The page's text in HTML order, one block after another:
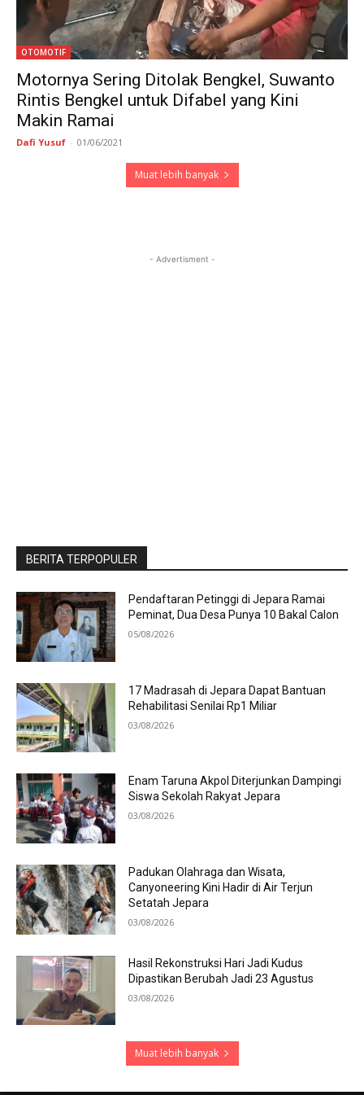
OTOMOTIF
Motornya Sering Ditolak Bengkel, Suwanto
Rintis Bengkel untuk Difabel yang Kini
Makin Ramai
Dafi Yusuf - 01/06/2021
Muat lebih banyak
- Advertisment -
BERITA TERPOPULER
Pendaftaran Petinggi di Jepara Ramai
Peminat, Dua Desa Punya 10 Bakal Calon
05/08/2026
17 Madrasah di Jepara Dapat Bantuan
Rehabilitasi Senilai Rp1 Miliar
03/08/2026
Enam Taruna Akpol Diterjunkan Dampingi
Siswa Sekolah Rakyat Jepara
03/08/2026
Padukan Olahraga dan Wisata,
Canyoneering Kini Hadir di Air Terjun
Setatah Jepara
03/08/2026
Hasil Rekonstruksi Hari Jadi Kudus
Dipastikan Berubah Jadi 23 Agustus
03/08/2026
Muat lebih banyak